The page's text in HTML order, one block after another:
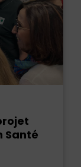
Santé